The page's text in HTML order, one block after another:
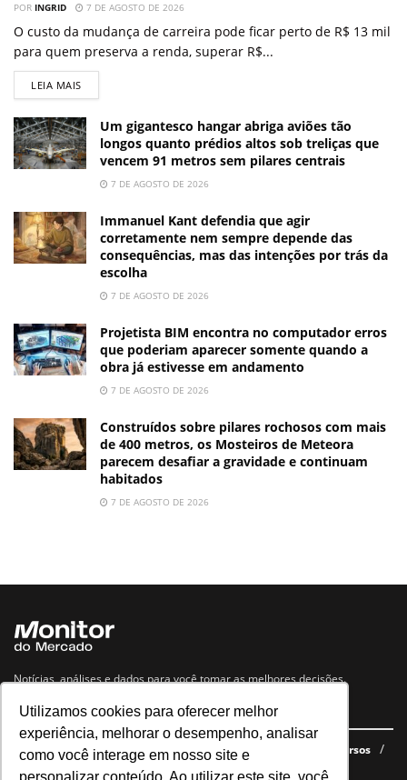
Utilizamos cookies para oferecer melhor
experiência, melhorar o desempenho, analisar
como você interage em nosso site e
POR INGRID 7 DE AGOSTO DE 2026
O custo da mudança de carreira pode ficar perto de R$ 13 mil
para quem preserva a renda, superar R$...
LEIA MAIS
Um gigantesco hangar abriga aviões tão
longos quanto prédios altos sob treliças que
vencem 91 metros sem pilares centrais
7 DE AGOSTO DE 2026
Immanuel Kant defendia que agir
corretamente nem sempre depende das
consequências, mas das intenções por trás da
escolha
7 DE AGOSTO DE 2026
Projetista BIM encontra no computador erros
que poderiam aparecer somente quando a
obra já estivesse em andamento
7 DE AGOSTO DE 2026
Construídos sobre pilares rochosos com mais
de 400 metros, os Mosteiros de Meteora
parecem desafiar a gravidade e continuam
habitados
7 DE AGOSTO DE 2026
Notícias, análises e dados para você tomar as melhores decisões.
Navegue no site
Últimas notícias Quem somos E-books gratuitos
Cursos
Política de privacidade